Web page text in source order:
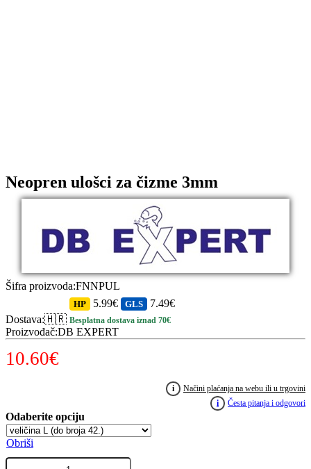
Neopren ulošci za čizme 3mm
Šifra proizvoda:FNNPUL
Dostava:🇭🇷
HP 5.99€ GLS 7.49€
Besplatna dostava iznad 70€
Proizvođač:DB EXPERT
10.60€
i
Načini plaćanja na webu ili u trgovini
i
Česta pitanja i odgovori
Obriši
Neopren